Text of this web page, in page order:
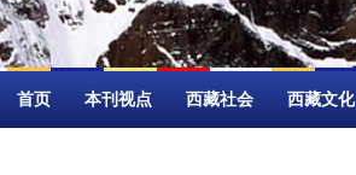
首页 本刊视点 西藏社会 西藏文化